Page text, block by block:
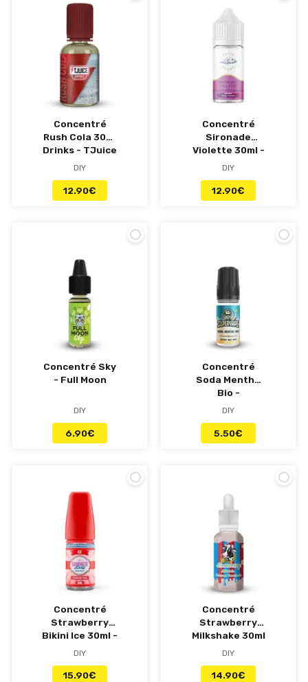
Concentré
Rush Cola 30ml
Drinks - TJuice
DIY
12.90€
Concentré
Sironade
Violette 30ml -
Petit Nuage
DIY
12.90€
Concentré Sky
- Full Moon
DIY
6.90€
Concentré
Soda Menthe
Bio -
Supervape
DIY
5.50€
Concentré
Strawberry
Bikini Ice 30ml -
Dinner Lady
DIY
15.90€
Concentré
Strawberry
Milkshake 30ml
- Eco Vape
DIY
14.90€